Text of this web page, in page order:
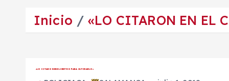
Inicio «LO CITARON EN EL
«LO CITARON EN EL CENTRO PARA ULTIMARLO»